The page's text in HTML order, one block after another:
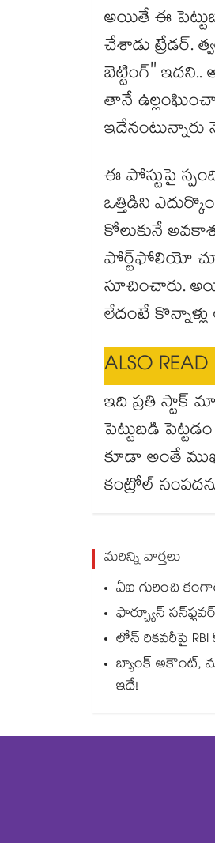
అయితే ఈ
చేశాడు ట్రేడర్.
బెట్టింగ్" ఇదని..
తానే
ఈ పోస్టుపై
ఒత్తిడిని
కోలుకునే
పోర్ట్‌ఫోలియో
సూచించారు.
లేదంటే
ALSO
ఇది ప్రతి స్టాక్
పెట్టుబడి
కూడా అంతే
కంట్రోల్
మరిన్ని వార్తలు
ఏఐ గురించి
ఫార్చ్యూన్
లోన్ రికవరీపై
బ్యాంక్ అకౌంట్,
ఇదే!